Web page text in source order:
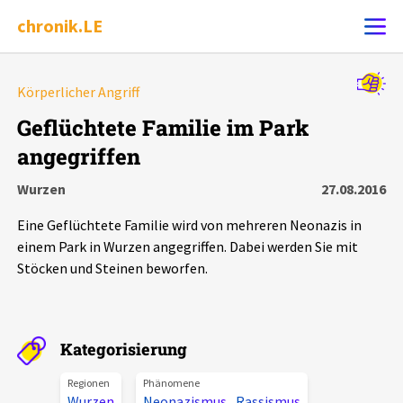
chronik.LE
Chronik
Leipziger Zustände
Phänomene
Körperlicher Angriff
Geflüchtete Familie im Park
angegriffen
Wurzen
27.08.2016
Eine Geflüchtete Familie wird von mehreren Neonazis in
einem Park in Wurzen angegriffen. Dabei werden Sie mit
Stöcken und Steinen beworfen.
Kategorisierung
Regionen Phänomene
Alle Ereignisse
7502 Ereignisse
Ereignisse